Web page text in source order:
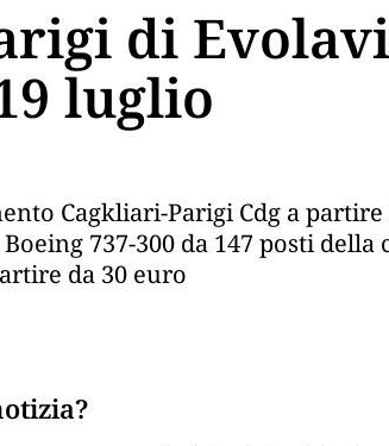
di
luglio
Cagkliari-Parigi Cdg a
737-300 da 147 posti
da 30 euro